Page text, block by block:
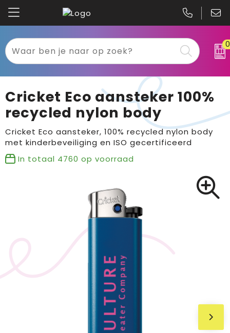
0
Textiel
Werkkleding
Sport
Tassen
Brievenbuspakketten
Kariban
B&C
Gildan
Clique
Cricket Eco aansteker 100%
recycled nylon body
Cricket Eco aansteker, 100% recycled nylon body
met kinderbeveiliging en ISO gecertificeerd
In totaal 4760 op voorraad